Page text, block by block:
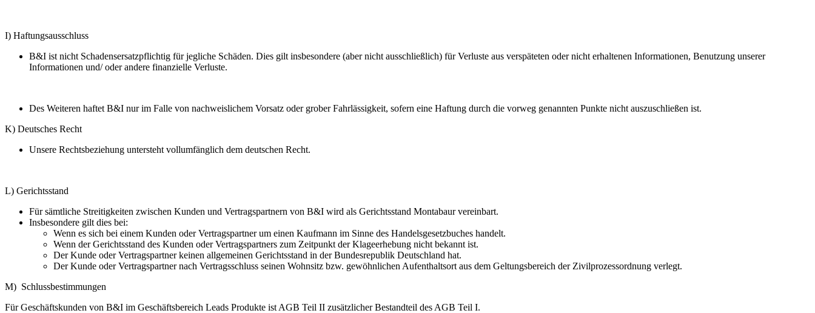
I) Haftungsausschluss
B&I ist nicht Schadensersatzpflichtig für jegliche Schäden. Dies gilt insbesondere (aber nicht ausschließlich) für Verluste aus verspäteten oder nicht erhaltenen Informationen, Benutzung unserer
Informationen und/ oder andere finanzielle Verluste.
Des Weiteren haftet B&I nur im Falle von nachweislichem Vorsatz oder grober Fahrlässigkeit, sofern eine Haftung durch die vorweg genannten Punkte nicht auszuschließen ist.
K) Deutsches Recht
Unsere Rechtsbeziehung untersteht vollumfänglich dem deutschen Recht.
L) Gerichtsstand
Für sämtliche Streitigkeiten zwischen Kunden und Vertragspartnern von B&I wird als Gerichtsstand Montabaur vereinbart.
Insbesondere gilt dies bei:
Wenn es sich bei einem Kunden oder Vertragspartner um einen Kaufmann im Sinne des Handelsgesetzbuches handelt.
Wenn der Gerichtsstand des Kunden oder Vertragspartners zum Zeitpunkt der Klageerhebung nicht bekannt ist.
Der Kunde oder Vertragspartner keinen allgemeinen Gerichtsstand in der Bundesrepublik Deutschland hat.
Der Kunde oder Vertragspartner nach Vertragsschluss seinen Wohnsitz bzw. gewöhnlichen Aufenthaltsort aus dem Geltungsbereich der Zivilprozessordnung verlegt.
M) Schlussbestimmungen
Für Geschäftskunden von B&I im Geschäftsbereich Leads Produkte ist AGB Teil II zusätzlicher Bestandteil des AGB Teil I.